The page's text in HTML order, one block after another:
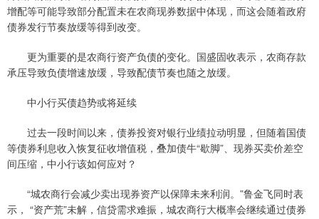
增配等可能导致部分配置未在农商现券数据中体现，而这会随着政府
债券发行节奏放缓等得到改变。
更为重要的是农商行资产负债的变化。国盛固收表示，农商存款
承压导致负债增速放缓，导致配债节奏也随之放缓。
中小行买债趋势或将延续
过去一段时间以来，债券投资对银行业绩拉动明显，但随着国债
等债券利息收入恢复征收增值税，叠加债牛“歇脚”、现券买卖价差空
间压缩，中小行该如何应对？
“城农商行会减少卖出现券资产以保障未来利润。”鲁金飞同时表
示， “资产荒”未解，信贷需求难振，城农商行大概率会继续通过债券